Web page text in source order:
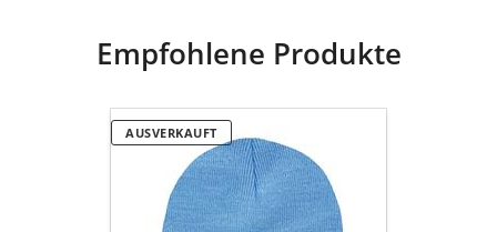
Empfohlene Produkte
goldmarie
Beanie
OHMMM
DIGGA
AUSVERKAUFT